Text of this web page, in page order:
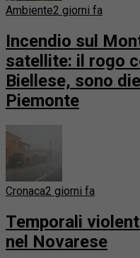
Ambiente2 giorni fa
Incendio sul
satellite: il rogo
Biellese, sono
Piemonte
Cronaca2 giorni fa
Temporali
nel Novarese